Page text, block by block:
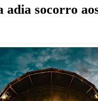
socorro